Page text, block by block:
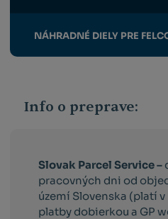
NÁHRADNÉ DIELY PRE
Info o preprave:
Slovak Parcel Service –
pracovných dni od
území Slovenska (platí
platby dobierkou a GP